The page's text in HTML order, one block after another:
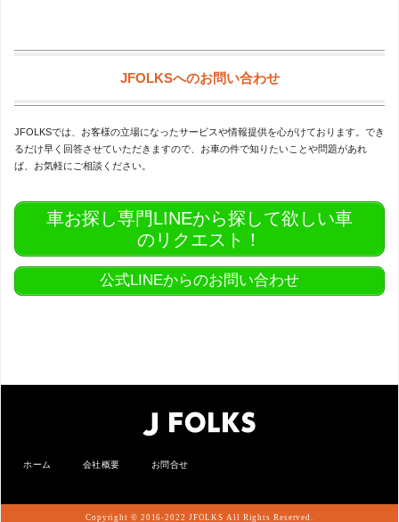
JFOLKSへのお問い合わせ
JFOLKSでは、お客様の立場になったサービスや情報提供を心がけております。でき
るだけ早く回答させていただきますので、お車の件で知りたいことや問題があれ
ば、お気軽にご相談ください。
車お探し専門LINEから探して欲しい車
のリクエスト！
公式LINEからのお問い合わせ
ホーム 会社概要 お問合せ
Copyright © 2016-2022 JFOLKS All Rights Reserved.